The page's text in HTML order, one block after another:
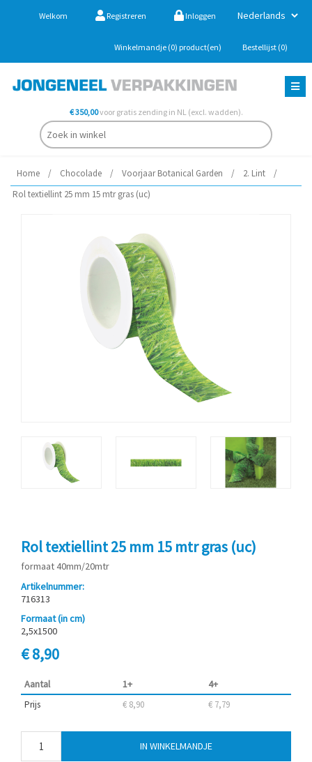
Welkom Registreren Inloggen
Winkelmandje (0) product(en) Bestellijst (0)
€ 350,00voor gratis zending in NL (excl. wadden).
Home / Chocolade / Voorjaar Botanical Garden / 2. Lint
/
Rol textiellint 25 mm 15 mtr gras (uc)
Rol textiellint 25 mm 15 mtr gras (uc)
formaat 40mm/20mtr
Artikelnummer:
716313
Formaat (in cm)
2,5x1500
€ 8,90
Aantal 1+ 4+
Prijs € 8,90 € 7,79